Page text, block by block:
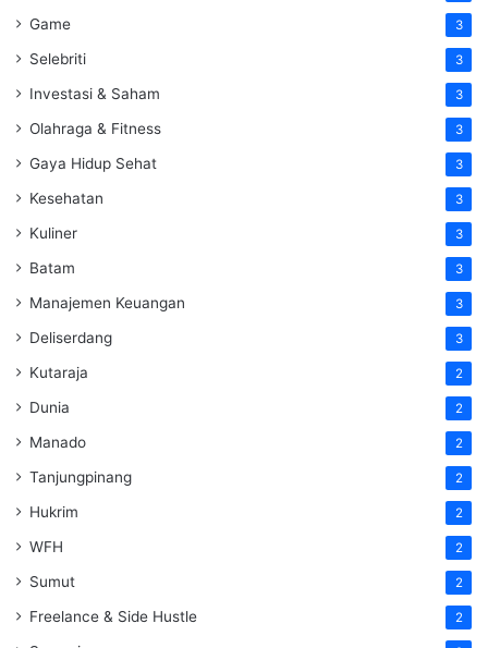
Game 3
Selebriti 3
Investasi & Saham 3
Olahraga & Fitness 3
Gaya Hidup Sehat 3
Kesehatan 3
Kuliner 3
Batam 3
Manajemen Keuangan 3
Deliserdang 3
Kutaraja 2
Dunia 2
Manado 2
Tanjungpinang 2
Hukrim 2
WFH 2
Sumut 2
Freelance & Side Hustle 2